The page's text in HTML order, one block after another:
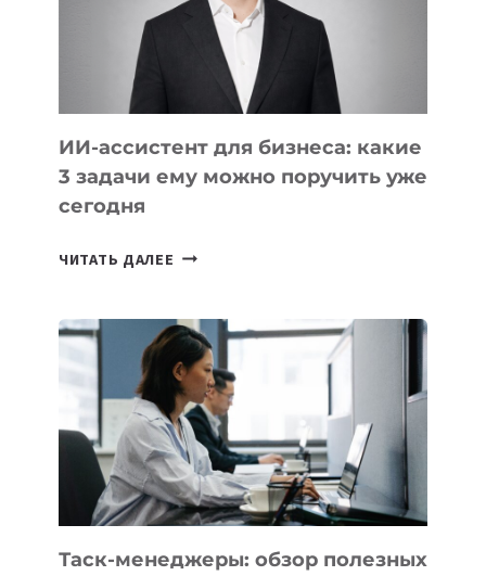
КАВКАЗА
ИИ-ассистент для бизнеса: какие
3 задачи ему можно поручить уже
сегодня
ЧИТАТЬ ДАЛЕЕ ИИ-
БИЗНЕСА:
КАКИЕ
3
ЗАДАЧИ
ЕМУ
МОЖНО
ПОРУЧИТЬ
УЖЕ
СЕГОДНЯ
Таск-менеджеры: обзор полезных